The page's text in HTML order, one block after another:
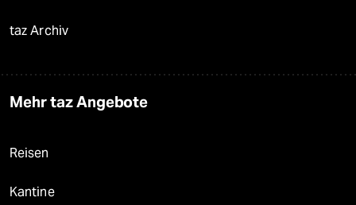
taz Archiv
Mehr taz Angebote
Reisen
Kantine